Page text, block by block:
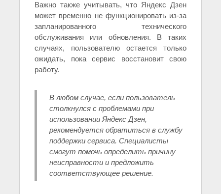
Важно также учитывать, что Яндекс Дзен
может временно не функционировать из-за
запланированного технического
обслуживания или обновления. В таких
случаях, пользователю остается только
ожидать, пока сервис восстановит свою
работу.
В любом случае, если пользователь
столкнулся с проблемами при
использовании Яндекс Дзен,
рекомендуется обратиться в службу
поддержки сервиса. Специалисты
смогут помочь определить причину
неисправности и предложить
соответствующее решение.